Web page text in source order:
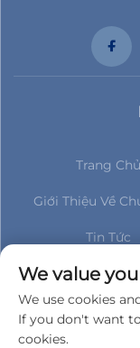
Trang Chủ
Giới Thiệu Về
Tin Tức
Đăng
mới
We value
We use cookies
If you don't want
cookies.